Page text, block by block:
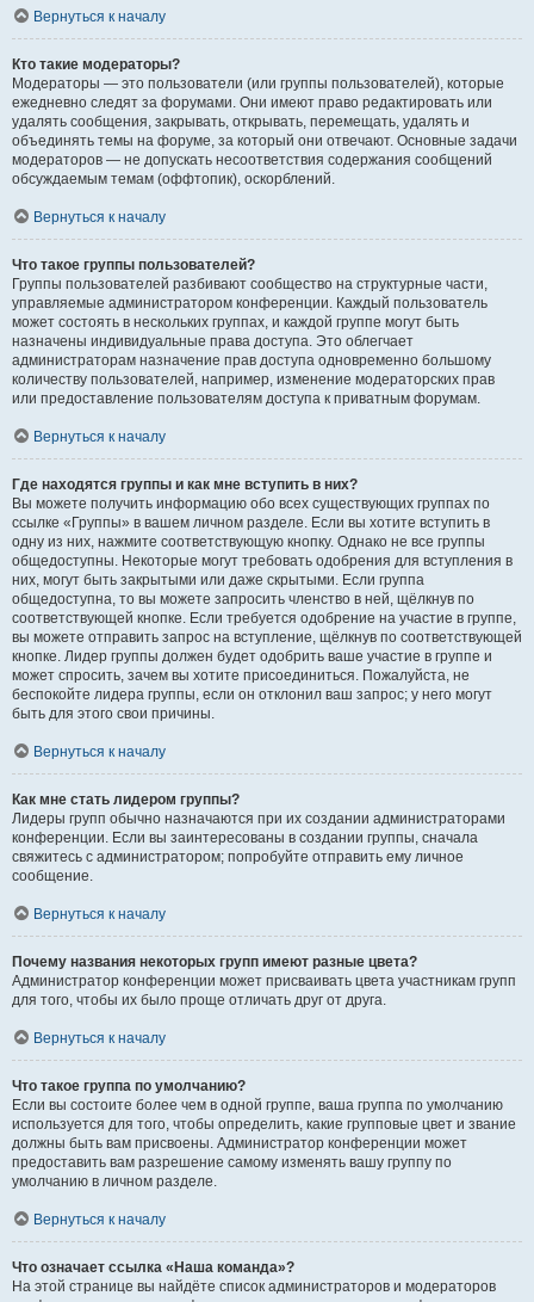
Вернуться к началу
Кто такие модераторы?
Модераторы — это пользователи (или группы пользователей), которые
ежедневно следят за форумами. Они имеют право редактировать или
удалять сообщения, закрывать, открывать, перемещать, удалять и
объединять темы на форуме, за который они отвечают. Основные задачи
модераторов — не допускать несоответствия содержания сообщений
обсуждаемым темам (оффтопик), оскорблений.
Вернуться к началу
Что такое группы пользователей?
Группы пользователей разбивают сообщество на структурные части,
управляемые администратором конференции. Каждый пользователь
может состоять в нескольких группах, и каждой группе могут быть
назначены индивидуальные права доступа. Это облегчает
администраторам назначение прав доступа одновременно большому
количеству пользователей, например, изменение модераторских прав
или предоставление пользователям доступа к приватным форумам.
Вернуться к началу
Где находятся группы и как мне вступить в них?
Вы можете получить информацию обо всех существующих группах по
ссылке «Группы» в вашем личном разделе. Если вы хотите вступить в
одну из них, нажмите соответствующую кнопку. Однако не все группы
общедоступны. Некоторые могут требовать одобрения для вступления в
них, могут быть закрытыми или даже скрытыми. Если группа
общедоступна, то вы можете запросить членство в ней, щёлкнув по
соответствующей кнопке. Если требуется одобрение на участие в группе,
вы можете отправить запрос на вступление, щёлкнув по соответствующей
кнопке. Лидер группы должен будет одобрить ваше участие в группе и
может спросить, зачем вы хотите присоединиться. Пожалуйста, не
беспокойте лидера группы, если он отклонил ваш запрос; у него могут
быть для этого свои причины.
Вернуться к началу
Как мне стать лидером группы?
Лидеры групп обычно назначаются при их создании администраторами
конференции. Если вы заинтересованы в создании группы, сначала
свяжитесь с администратором; попробуйте отправить ему личное
сообщение.
Вернуться к началу
Почему названия некоторых групп имеют разные цвета?
Администратор конференции может присваивать цвета участникам групп
для того, чтобы их было проще отличать друг от друга.
Вернуться к началу
Что такое группа по умолчанию?
Если вы состоите более чем в одной группе, ваша группа по умолчанию
используется для того, чтобы определить, какие групповые цвет и звание
должны быть вам присвоены. Администратор конференции может
предоставить вам разрешение самому изменять вашу группу по
умолчанию в личном разделе.
Вернуться к началу
Что означает ссылка «Наша команда»?
На этой странице вы найдёте список администраторов и модераторов